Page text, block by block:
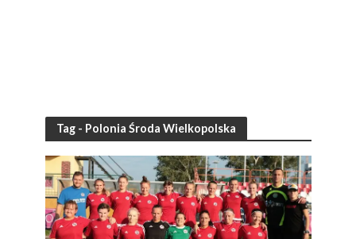
Tag - Polonia Środa Wielkopolska